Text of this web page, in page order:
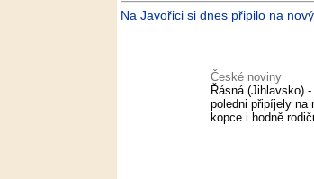
Na Javořici si dnes připilo na
České noviny
Řásná (Jihlavsko)
poledni připíjely na
kopce i hodně